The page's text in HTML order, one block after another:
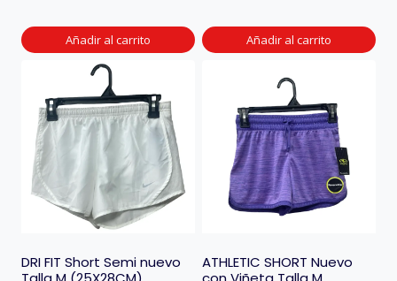
Añadir al carrito Añadir al carrito
DRI FIT Short Semi nuevo
ATHLETIC SHORT Nuevo